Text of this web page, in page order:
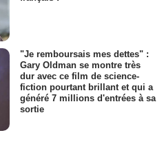
"Je remboursais mes dettes" :
Gary Oldman se montre très
dur avec ce film de science-
fiction pourtant brillant et qui a
généré 7 millions d'entrées à sa
sortie